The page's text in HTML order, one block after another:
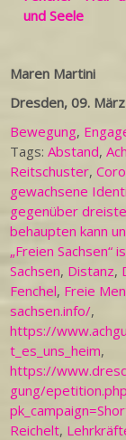
und Seele
Maren Martini
Dresden, 09.
Bewegung,
Tags:Abstand,
Reitschuster,
gewachsene
gegenüber
behaupten kann
„Freien Sachsen“
Sachsen, Distanz,
Fenchel, Freie
sachsen.info/,
https://
t_es_uns_heim,
https://
gung/
Reichelt,